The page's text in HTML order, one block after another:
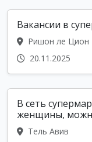
Вакансии в
Ришон ле Цион
20.11.2025
В сеть
женщины,
Тель Авив